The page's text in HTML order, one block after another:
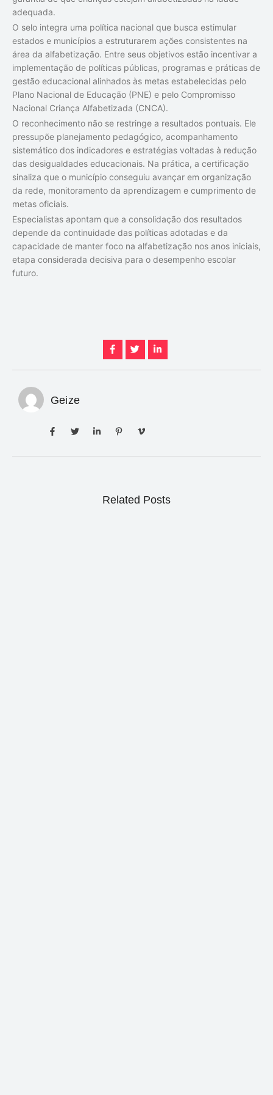
adequada.
O selo integra uma política nacional que busca estimular
estados e municípios a estruturarem ações consistentes na
área da alfabetização. Entre seus objetivos estão incentivar a
implementação de políticas públicas, programas e práticas de
gestão educacional alinhados às metas estabelecidas pelo
Plano Nacional de Educação (PNE) e pelo Compromisso
Nacional Criança Alfabetizada (CNCA).
O reconhecimento não se restringe a resultados pontuais. Ele
pressupõe planejamento pedagógico, acompanhamento
sistemático dos indicadores e estratégias voltadas à redução
das desigualdades educacionais. Na prática, a certificação
sinaliza que o município conseguiu avançar em organização
da rede, monitoramento da aprendizagem e cumprimento de
metas oficiais.
Especialistas apontam que a consolidação dos resultados
depende da continuidade das políticas adotadas e da
capacidade de manter foco na alfabetização nos anos iniciais,
etapa considerada decisiva para o desempenho escolar
futuro.
Geize
Related Posts